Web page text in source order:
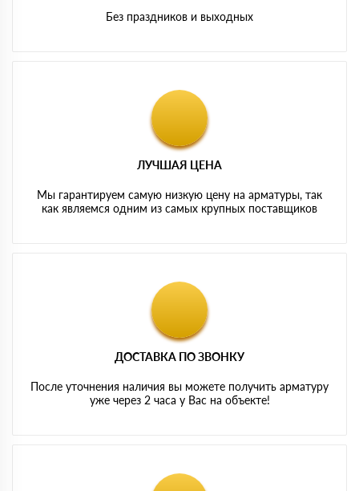
Без праздников и выходных
ЛУЧШАЯ ЦЕНА
Мы гарантируем самую низкую цену на арматуры, так
как являемся одним из самых крупных поставщиков
ДОСТАВКА ПО ЗВОНКУ
После уточнения наличия вы можете получить арматуру
уже через 2 часа у Вас на объекте!